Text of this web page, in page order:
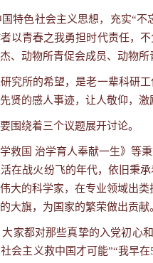
特色社会主义思想，充实“不
以青春之我勇担时代责任，
、动物所青促会成员、动物
究所的希望，是老一辈科研
贤的感人事迹，让人敬仰，
围绕着三个议题展开讨论。
救国 治学育人奉献一生》等
在战火纷飞的年代，依旧秉
大的科学家，在专业领域出类
大旗，为国家的繁荣做出贡献
家都对那些真挚的入党初心
会主义救中国才可能”“我早在